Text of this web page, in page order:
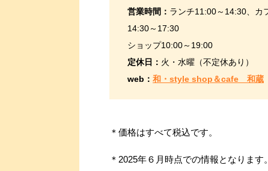
営業時間： ランチ11:00～14:30、カ
14:30～17:30
ショップ10:00～19:00
定休日： 火・水曜（不定休あり）
web： 和・style shop＆cafe 和蔵
＊価格はすべて税込です。
＊2025年６月時点での情報となりま